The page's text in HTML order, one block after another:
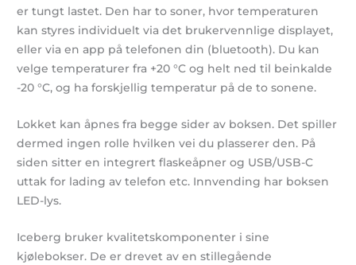
er tungt lastet. Den har to soner, hvor temperaturen
kan styres individuelt via det brukervennlige displayet,
eller via en app på telefonen din (bluetooth). Du kan
velge temperaturer fra +20 °C og helt ned til beinkalde
-20 °C, og ha forskjellig temperatur på de to sonene.
Lokket kan åpnes fra begge sider av boksen. Det spiller
dermed ingen rolle hvilken vei du plasserer den. På
siden sitter en integrert flaskeåpner og USB/USB-C
uttak for lading av telefon etc. Innvending har boksen
LED-lys.
Iceberg bruker kvalitetskomponenter i sine
kjølebokser. De er drevet av en stillegående